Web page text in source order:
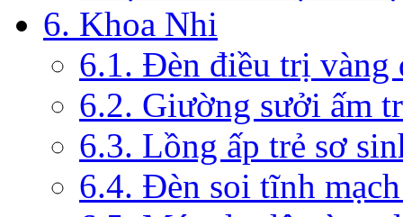
6. Khoa Nhi
6.1. Đèn điều trị vàng
6.2. Giường sưởi ấm
6.3. Lồng ấp trẻ sơ
6.4. Đèn soi tĩnh